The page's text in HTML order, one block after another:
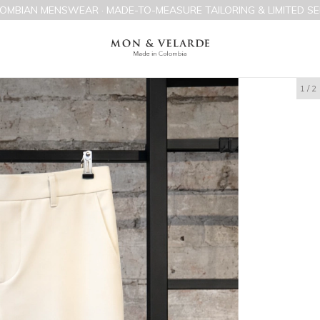
MENSWEAR · MADE-TO-MEASURE TAILORING & LIMITED
1 / 2